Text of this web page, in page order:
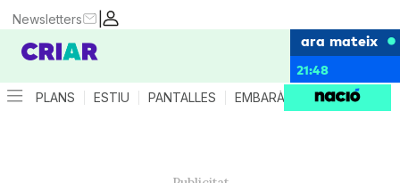
|
Newsletters
ara mateix
21:48
PLANS ESTIU PANTALLES EMBARÀS CRIANÇA